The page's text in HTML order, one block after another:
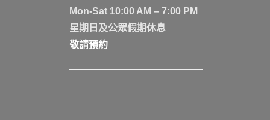
Mon-Sat 10:00 AM – 7:00 PM
星期日及公眾假期休息
敬請預約